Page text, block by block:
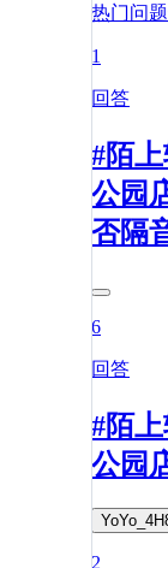
热门问题
1
回答
#陌
公园
否隔
6
回答
#陌
公园
2